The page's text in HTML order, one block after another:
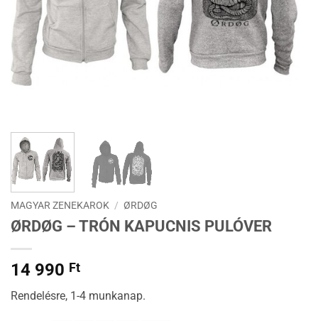
MAGYAR ZENEKAROK / ØRDØG
ØRDØG – TRÓN KAPUCNIS PULÓVER
14 990 Ft
Rendelésre, 1-4 munkanap.